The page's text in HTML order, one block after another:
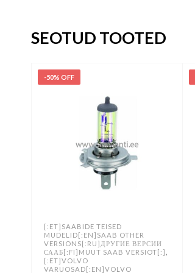
SEOTUD TOOTED
-50% OFF
[:ET]SAABIDE TEISED
MUDELID[:EN]SAAB OTHER
VERSIONS[:RU]ДРУГИЕ ВЕРСИИ
СААБ[:FI]MUUT SAAB VERSIOT[:] ,
[:ET]VOLVO
VARUOSAD[:EN]VOLVO